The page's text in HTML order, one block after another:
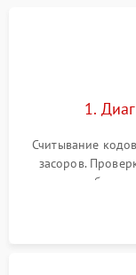
1.
Считывание
засоров.
жалоб на